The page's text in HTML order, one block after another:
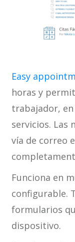
Easy
horas y
trabajador,
servicios. Las
vía de correo
Funciona en
configurable.
formularios
dispositivo.